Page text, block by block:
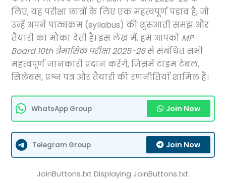
लिए, यह परीक्षा छात्रों के लिए एक महत्वपूर्ण पड़ाव है, जो
उन्हें अपने पाठ्यक्रम (syllabus) की शुरुआती समझ और
तैयारी का मौका देती है। इस लेख में, हम आपको MP
Board 10th त्रैमासिक परीक्षा 2025-26से संबंधित सभी
महत्वपूर्ण जानकारी प्रदान करेंगे, जिसमें टाइम टेबल,
सिलेबस, प्रश्न पत्र और तैयारी की रणनीतियाँ शामिल हैं।
WhatsApp Group Join Now
Telegram Group Join Now
JoinButtons.txt Displaying JoinButtons.txt.